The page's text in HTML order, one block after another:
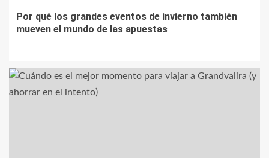
Por qué los grandes eventos de invierno también
mueven el mundo de las apuestas